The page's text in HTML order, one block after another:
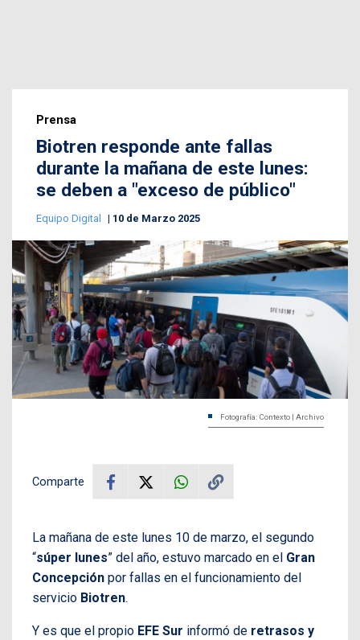
Prensa
Biotren responde ante fallas
durante la mañana de este lunes:
se deben a "exceso de público"
Equipo Digital 10 de Marzo 2025
Fotografía: Contexto | Archivo
Comparte
La mañana de este lunes 10 de marzo, el segundo
“súper lunes” del año, estuvo marcado en el Gran
Concepción por fallas en el funcionamiento del
servicio Biotren.
Y es que el propio EFE Sur informó de retrasos y